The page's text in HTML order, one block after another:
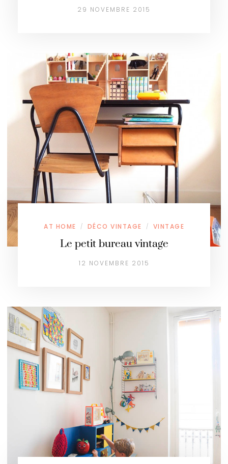
29 NOVEMBRE 2015
AT HOME / DÉCO VINTAGE / VINTAGE
Le petit bureau vintage
12 NOVEMBRE 2015